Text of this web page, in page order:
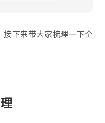
下来带大家梳理一下全